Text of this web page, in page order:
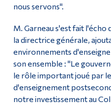
nous servons".
M. Garneau s'est fait l'écho
la directrice générale,
environnements
son ensemble : "Le
le rôle important joué par
d'enseignement
notre investissement au